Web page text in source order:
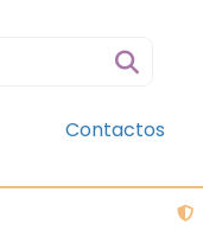
Contactos